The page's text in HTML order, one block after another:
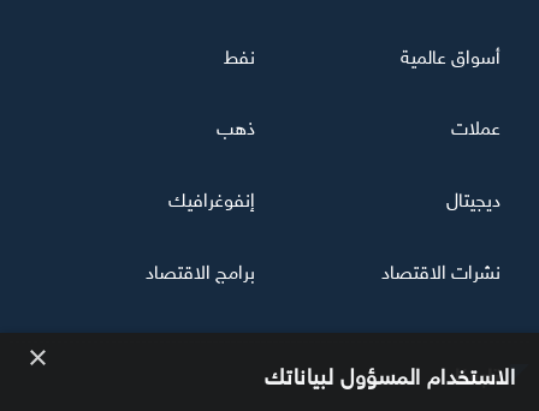
تابعنا
أسواق عالمية نفط
عملات ذهب
ديجيتال إنفوغرافيك
نشرات الاقتصاد برامج الاقتصاد
× الاستخدام المسؤول لبياناتك